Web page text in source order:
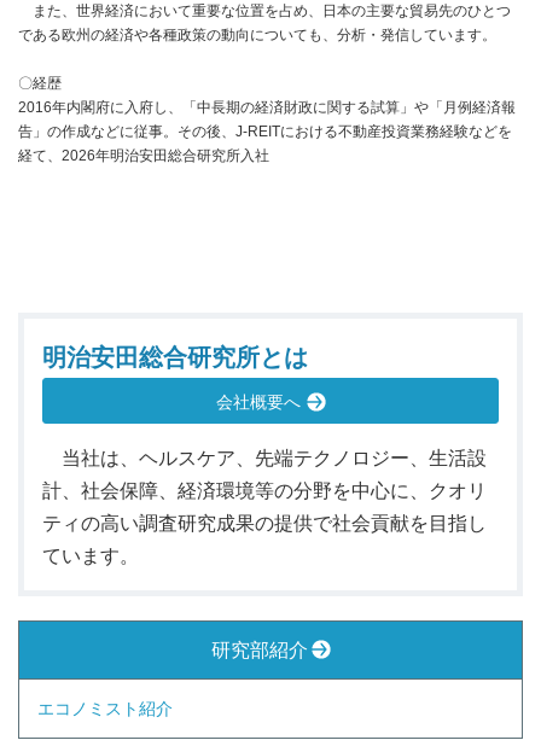
また、世界経済において重要な位置を占め、日本の主要な貿易先のひとつ
である欧州の経済や各種政策の動向についても、分析・発信しています。
〇経歴
2016年内閣府に入府し、「中長期の経済財政に関する試算」や「月例経済報
告」の作成などに従事。その後、J-REITにおける不動産投資業務経験などを
経て、2026年明治安田総合研究所入社
明治安田総合研究所とは
会社概要へ
当社は、ヘルスケア、先端テクノロジー、生活設
計、社会保障、経済環境等の分野を中心に、クオリ
ティの高い調査研究成果の提供で社会貢献を目指し
ています。
研究部紹介
エコノミスト紹介